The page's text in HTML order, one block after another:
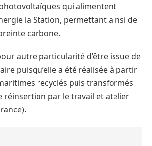
qui alimentent
la Station, permettant ainsi de
carbone.
autre particularité d’être issue de
puisqu’elle a été réalisée à partir
recyclés puis transformés
réinsertion par le travail et atelier